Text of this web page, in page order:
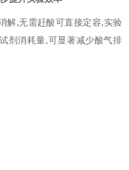
解,无需赶酸可直接定容,实验
剂消耗量,可显著减少酸气排